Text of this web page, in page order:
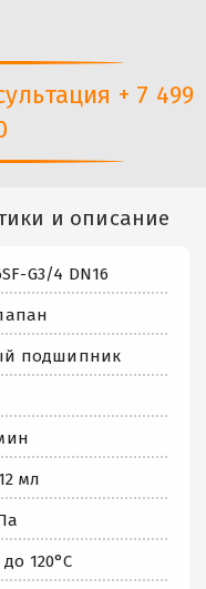
+ 7 499
и описание
G3/4 DN16
подшипник
мл
120°C